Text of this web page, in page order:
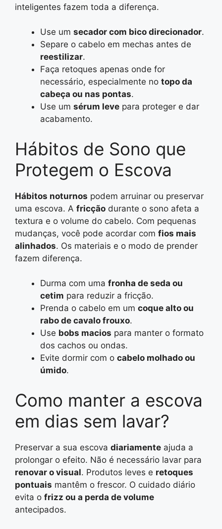
inteligentes fazem toda a diferença.
Use um secador com bico direcionador.
Separe o cabelo em mechas antes de
reestilizar.
Faça retoques apenas onde for
necessário, especialmente no topo da
cabeça ou nas pontas.
Use um sérum leve para proteger e dar
acabamento.
Hábitos de Sono que
Protegem o Escova
Hábitos noturnos podem arruinar ou preservar
uma escova. A fricção durante o sono afeta a
textura e o volume do cabelo. Com pequenas
mudanças, você pode acordar com fios mais
alinhados. Os materiais e o modo de prender
fazem diferença.
Durma com uma fronha de seda ou
cetim para reduzir a fricção.
Prenda o cabelo em um coque alto ou
rabo de cavalo frouxo.
Use bobs macios para manter o formato
dos cachos ou ondas.
Evite dormir com o cabelo molhado ou
úmido.
Como manter a escova
em dias sem lavar?
Preservar a sua escova diariamente ajuda a
prolongar o efeito. Não é necessário lavar para
renovar o visual. Produtos leves e retoques
pontuais mantêm o frescor. O cuidado diário
evita o frizz ou a perda de volume
antecipados.